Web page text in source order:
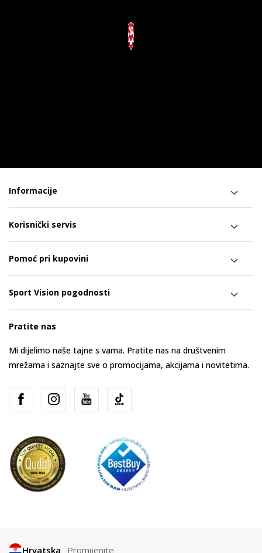
Informacije
Korisnički servis
Pomoć pri kupovini
Sport Vision pogodnosti
Pratite nas
Mi dijelimo naše tajne s vama. Pratite nas na društvenim
mrežama i saznajte sve o promocijama, akcijama i novitetima.
Hrvatska Promijenite